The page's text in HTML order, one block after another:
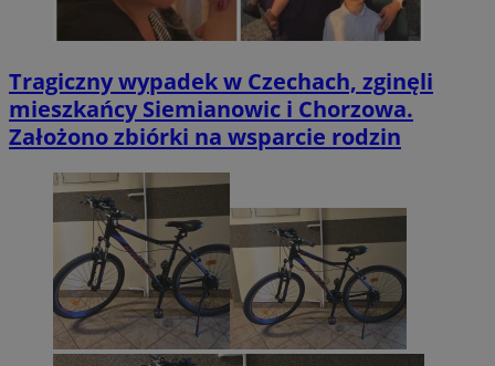
Tragiczny wypadek w Czechach, zginęli
mieszkańcy Siemianowic i Chorzowa.
Założono zbiórki na wsparcie rodzin